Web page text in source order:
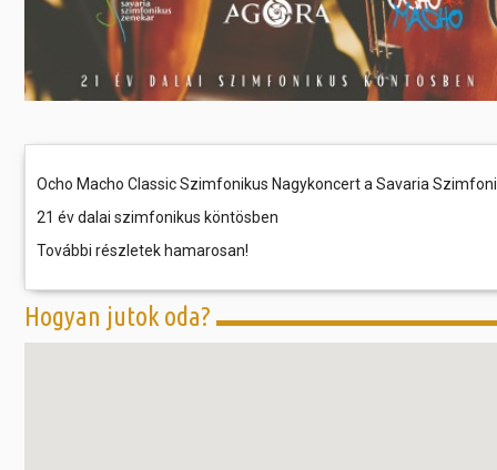
Ocho Macho Classic Szimfonikus Nagykoncert a Savaria
21 év dalai szimfonikus köntösben
További részletek hamarosan!
Hogyan jutok oda?